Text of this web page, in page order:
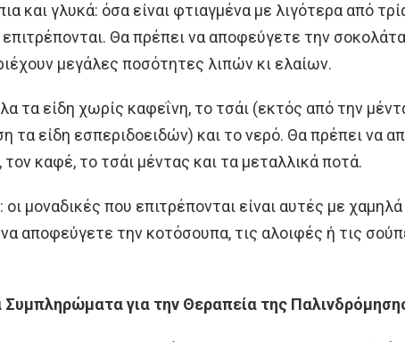
και γλυκά: όσα είναι φτιαγμένα με λιγότερα από
επιτρέπονται. Θα πρέπει να αποφεύγετε την
μεγάλες ποσότητες λιπών κι ελαίων.
τα είδη χωρίς καφεΐνη, το τσάι (εκτός από την
τα είδη εσπεριδοειδών) και το νερό. Θα πρέπει να
τον καφέ, το τσάι μέντας και τα μεταλλικά ποτά.
οι μοναδικές που επιτρέπονται είναι αυτές με
αποφεύγετε την κοτόσουπα, τις αλοιφές ή τις
Συμπληρώματα για την Θεραπεία της